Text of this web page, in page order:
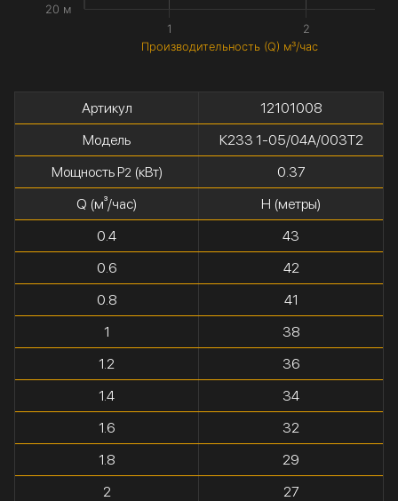
Производительность (Q) м³/час
1 2
20 м
Артикул
12101008
Модель
К233 1-05/04А/003Т2
Мощность P2 (кВт)
0.37
Q (м³/час)
H (метры)
0.4
43
0.6
42
0.8
41
1
38
1.2
36
1.4
34
1.6
32
1.8
29
2
27